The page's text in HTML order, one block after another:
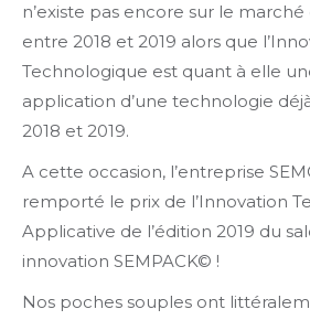
n’existe pas encore sur le
entre 2018 et 2019 alors que
Technologique est quant à elle
application d’une technologie
2018 et 2019.
A cette occasion, l’entreprise
remporté le prix de l’Innovation
Applicative de l’édition 2019 du
innovation SEMPACK© !
Nos poches souples ont